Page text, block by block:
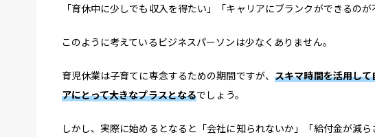
「育休中に少しでも収入を得たい」「キャリアにブランクができるのが
このように考えているビジネスパーソンは少なくありません。
育児休業は子育てに専念するための期間ですが、スキマ時間を活用し
アにとって大きなプラスとなるでしょう。
しかし、実際に始めるとなると「会社に知られないか」「給付金が減ら